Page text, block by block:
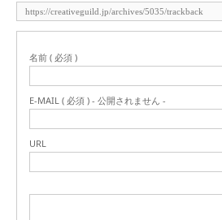
名前 ( 必須 )
E-MAIL ( 必須 ) - 公開されません -
URL